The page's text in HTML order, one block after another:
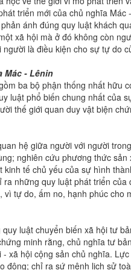
triển mới của chủ nghĩa
ánh đúng quy luật khách
xã hội mà ở đó không còn
là điều kiện cho sự tự do
Mác - Lênin
ba bộ phận thống nhất hữu
luật phổ biến chung nhất của
thế giới quan duy vật biện
hệ giữa người với người
nghiên cứu phương thức
tế chủ yếu của sự hình
những quy luật phát triển
tự do, ấm no, hạnh phúc cho
luật chuyển biến xã hội tư
minh rằng, chủ nghĩa tư
xã hội cộng sản chủ nghĩa.
động; chỉ ra sứ mệnh lịch sử